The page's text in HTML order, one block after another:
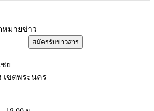
สมัครรับข่าวสาร
ขตพระนคร
18.00 น.